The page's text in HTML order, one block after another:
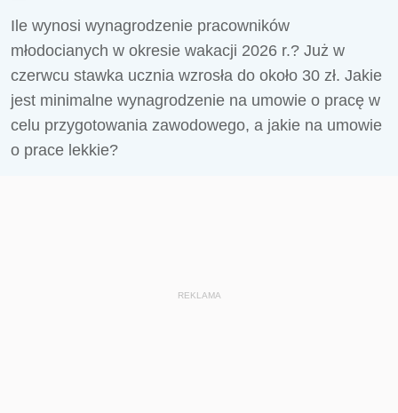
Ile wynosi wynagrodzenie pracowników
młodocianych w okresie wakacji 2026 r.? Już w
czerwcu stawka ucznia wzrosła do około 30 zł. Jakie
jest minimalne wynagrodzenie na umowie o pracę w
celu przygotowania zawodowego, a jakie na umowie
o prace lekkie?
REKLAMA